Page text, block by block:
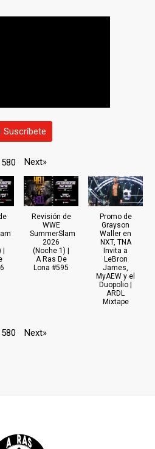
Suscríbete
580 Next»
Revisión de
WWE
SummerSlam
2026
(Noche 1) |
A Ras De
Lona #595
Promo de
Grayson
Waller en
NXT, TNA
Invita a
LeBron
James,
MyAEW y el
Duopolio |
ARDL
Mixtape
580 Next»